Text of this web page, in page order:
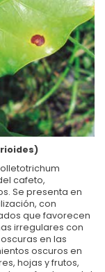
cafeto,
Se presenta en
con
que favorecen
irregulares con
en las
oscuros en
hojas y frutos,